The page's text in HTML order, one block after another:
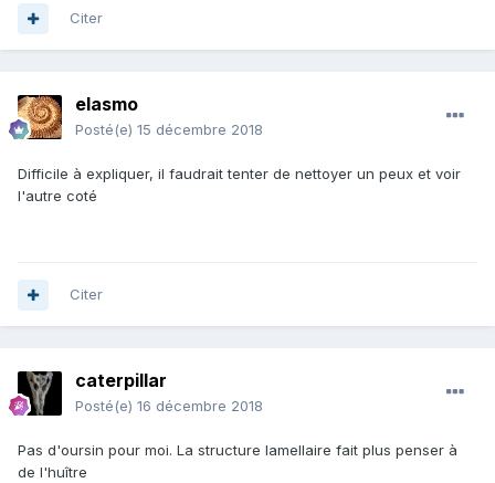
Citer
elasmo
Posté(e) 15 décembre 2018
Difficile à expliquer, il faudrait tenter de nettoyer un peux et voir
l'autre coté
Citer
caterpillar
Posté(e) 16 décembre 2018
Pas d'oursin pour moi. La structure lamellaire fait plus penser à
de l'huître